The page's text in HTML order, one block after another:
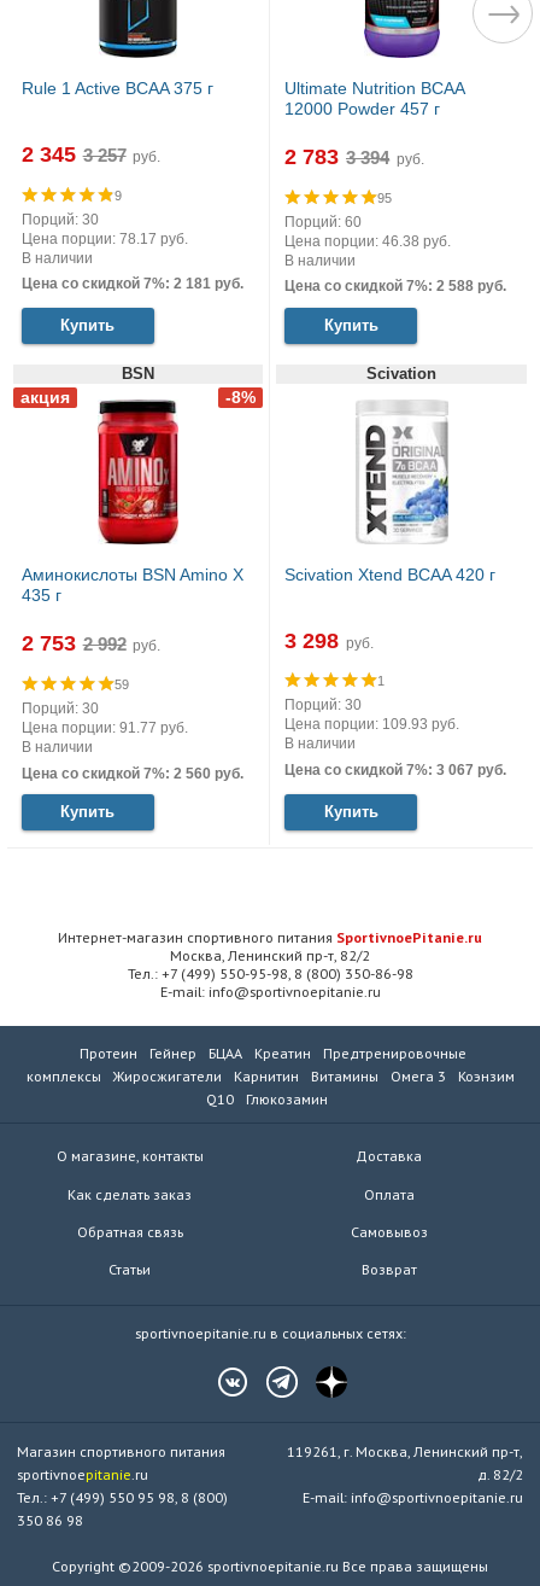
Rule 1 Active BCAA 375 г
2 345 руб.
9
Порций: 30
Цена порции: 78.17 руб.
В наличии
Цена со скидкой 7%: 2 181 руб.
Купить
Ultimate Nutrition BCAA
12000 Powder 457 г
2 783 руб.
95
Порций: 60
Цена порции: 46.38 руб.
В наличии
Цена со скидкой 7%: 2 588 руб.
Купить
BSN
Аминокислоты BSN Amino X
435 г
2 753 руб.
59
Порций: 30
Цена порции: 91.77 руб.
В наличии
Цена со скидкой 7%: 2 560 руб.
Купить
Scivation
Scivation Xtend BCAA 420 г
3 298 руб.
1
Порций: 30
Цена порции: 109.93 руб.
В наличии
Цена со скидкой 7%: 3 067 руб.
Купить
Интернет-магазин спортивного питания SportivnoePitanie.ru
Москва, Ленинский пр-т, 82/2
Тел.: +7 (499) 550-95-98, 8 (800) 350-86-98
E-mail: info@sportivnoepitanie.ru
Протеин Гейнер БЦАА Креатин
Предтренировочные
комплексы
Жиросжигатели Карнитин Витамины Омега 3
Коэнзим
Q10
Глюкозамин
О магазине, контакты
Как сделать заказ
Обратная связь
Статьи
Доставка
Оплата
Самовывоз
Возврат
sportivnoepitanie.ru в социальных сетях:
Магазин спортивного питания
sportivnoepitanie.ru
Тел.: +7 (499) 550 95 98, 8 (800)
350 86 98
119261, г. Москва, Ленинский пр-т,
д. 82/2
E-mail: info@sportivnoepitanie.ru
Copyright ©2009-2026 sportivnoepitanie.ru Все права защищены